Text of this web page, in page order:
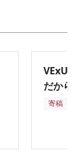
VExUS
だから
寄稿